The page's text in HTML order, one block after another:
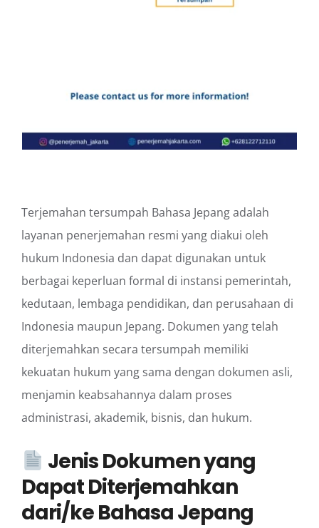
Terjemahan tersumpah Bahasa Jepang adalah
layanan penerjemahan resmi yang diakui oleh
hukum Indonesia dan dapat digunakan untuk
berbagai keperluan formal di instansi pemerintah,
kedutaan, lembaga pendidikan, dan perusahaan di
Indonesia maupun Jepang. Dokumen yang telah
diterjemahkan secara tersumpah memiliki
kekuatan hukum yang sama dengan dokumen asli,
menjamin keabsahannya dalam proses
administrasi, akademik, bisnis, dan hukum.
Jenis Dokumen yang
Dapat Diterjemahkan
dari/ke Bahasa Jepang